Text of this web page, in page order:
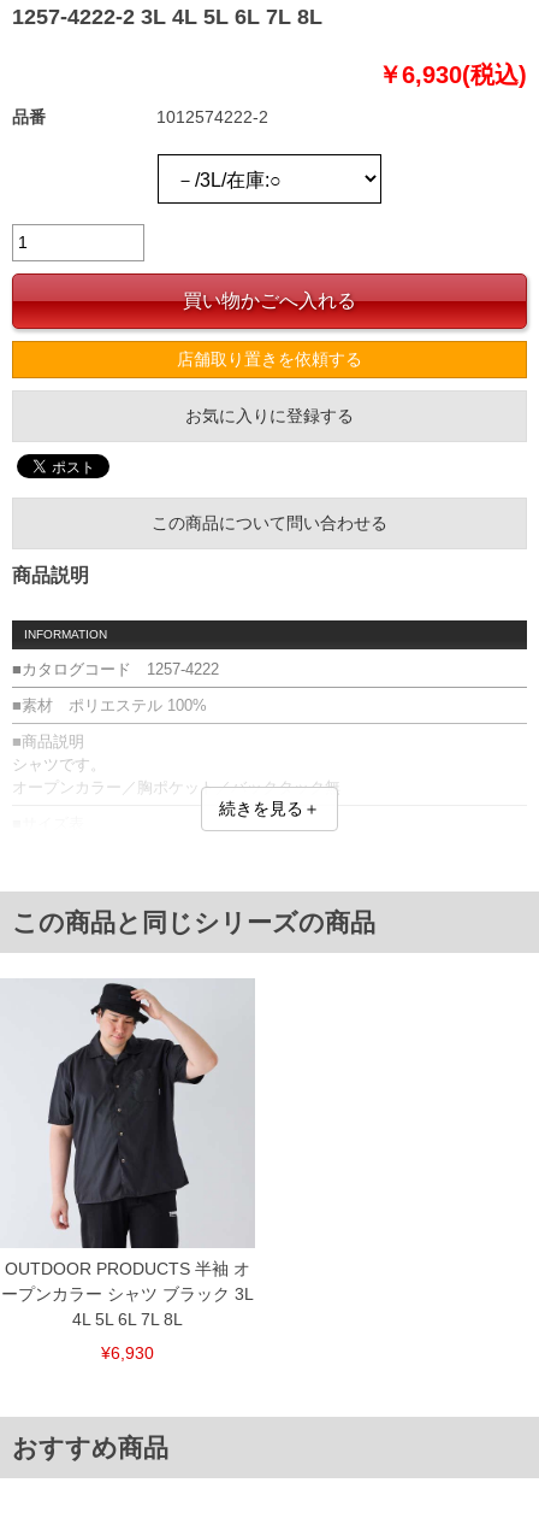
1257-4222-2 3L 4L 5L 6L 7L 8L
￥6,930(税込)
品番 1012574222-2
店舗取り置きを依頼する
お気に入りに登録する
この商品について問い合わせる
商品説明
INFORMATION
■カタログコード 1257-4222
■素材 ポリエステル 100%
■商品説明
シャツです。
オープンカラー／胸ポケット／バックタック無
4L/150/82/150/60/29
5L/160/84/160/62/30
6L/170/86/170/64/31
8L/190/90/190/68/33
※【返品交換について】
返品交換希望の方は、商品到着後1週間以内にご連絡ください。
下着(肌着)やワイシャツは商品の性質上、返品交換不可とさせて頂いております。予め
ご了承くださいませ。
※【ボトムの裾上げをご希望の場合】
裾上げ料金は500円+税となります。
備考欄に股下●cmとご記入下さい。（裾上げ無料対象商品は1本につき税込6,000円以
上の品が対象。1本5,999円以下の商品は有料（500円+税）となります。）
出荷まで約1週間～20日間程お時間を頂く場合がございます。
尚、裾上げした商品は返品・交換不可となりますので、予めご了承下さい。
一部、お直しに対応出来ない商品がございます。(例：裾にファスナーや調節ひもが付
いている、極端なデザインが施されている等)
※商品によって若干のサイズの誤差がございます。また、お客様がご使用の環境（コ
ンピュータ画面）によって、商品の色味が若干異なる場合がございます。予めご了承
※当店での掲載商品は、実店鋪と在庫を共用しておりますので店頭での売り違い、店
連絡させて頂きますので予めご了承ください。
DETAIL
続きを見る＋
この商品と同じシリーズの商品
OUTDOOR PRODUCTS 半袖 オ
ープンカラー シャツ ブラック 3L
4L 5L 6L 7L 8L
¥6,930
おすすめ商品